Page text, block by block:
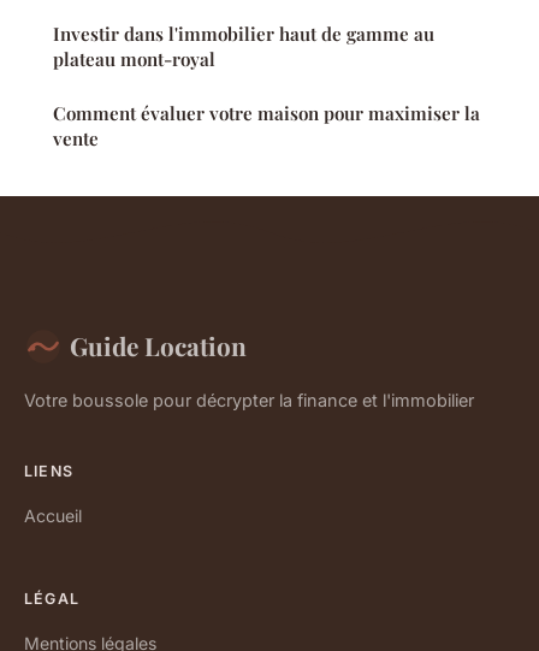
Investir dans l'immobilier haut de gamme au
plateau mont-royal
Comment évaluer votre maison pour maximiser la
vente
Guide Location
Votre boussole pour décrypter la finance et l'immobilier
LIENS
Accueil
LÉGAL
Mentions légales